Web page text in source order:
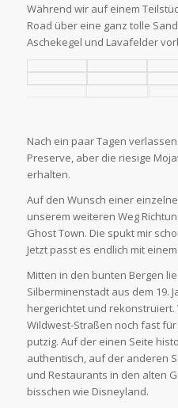
Während wir auf einem
Road über eine ganz tolle
Aschekegel und Lavafelder
Nach ein paar Tagen
Preserve, aber die riesige
erhalten.
Auf den Wunsch einer
unserem weiteren Weg
Ghost Town. Die spukt mir
Jetzt passt es endlich mit
Mitten in den bunten Bergen
Silberminenstadt aus dem 19.
hergerichtet und
Wildwest-Straßen noch fast
putzig. Auf der einen Seite
authentisch, auf der anderen
und Restaurants in den alten
bisschen wie Disneyland.